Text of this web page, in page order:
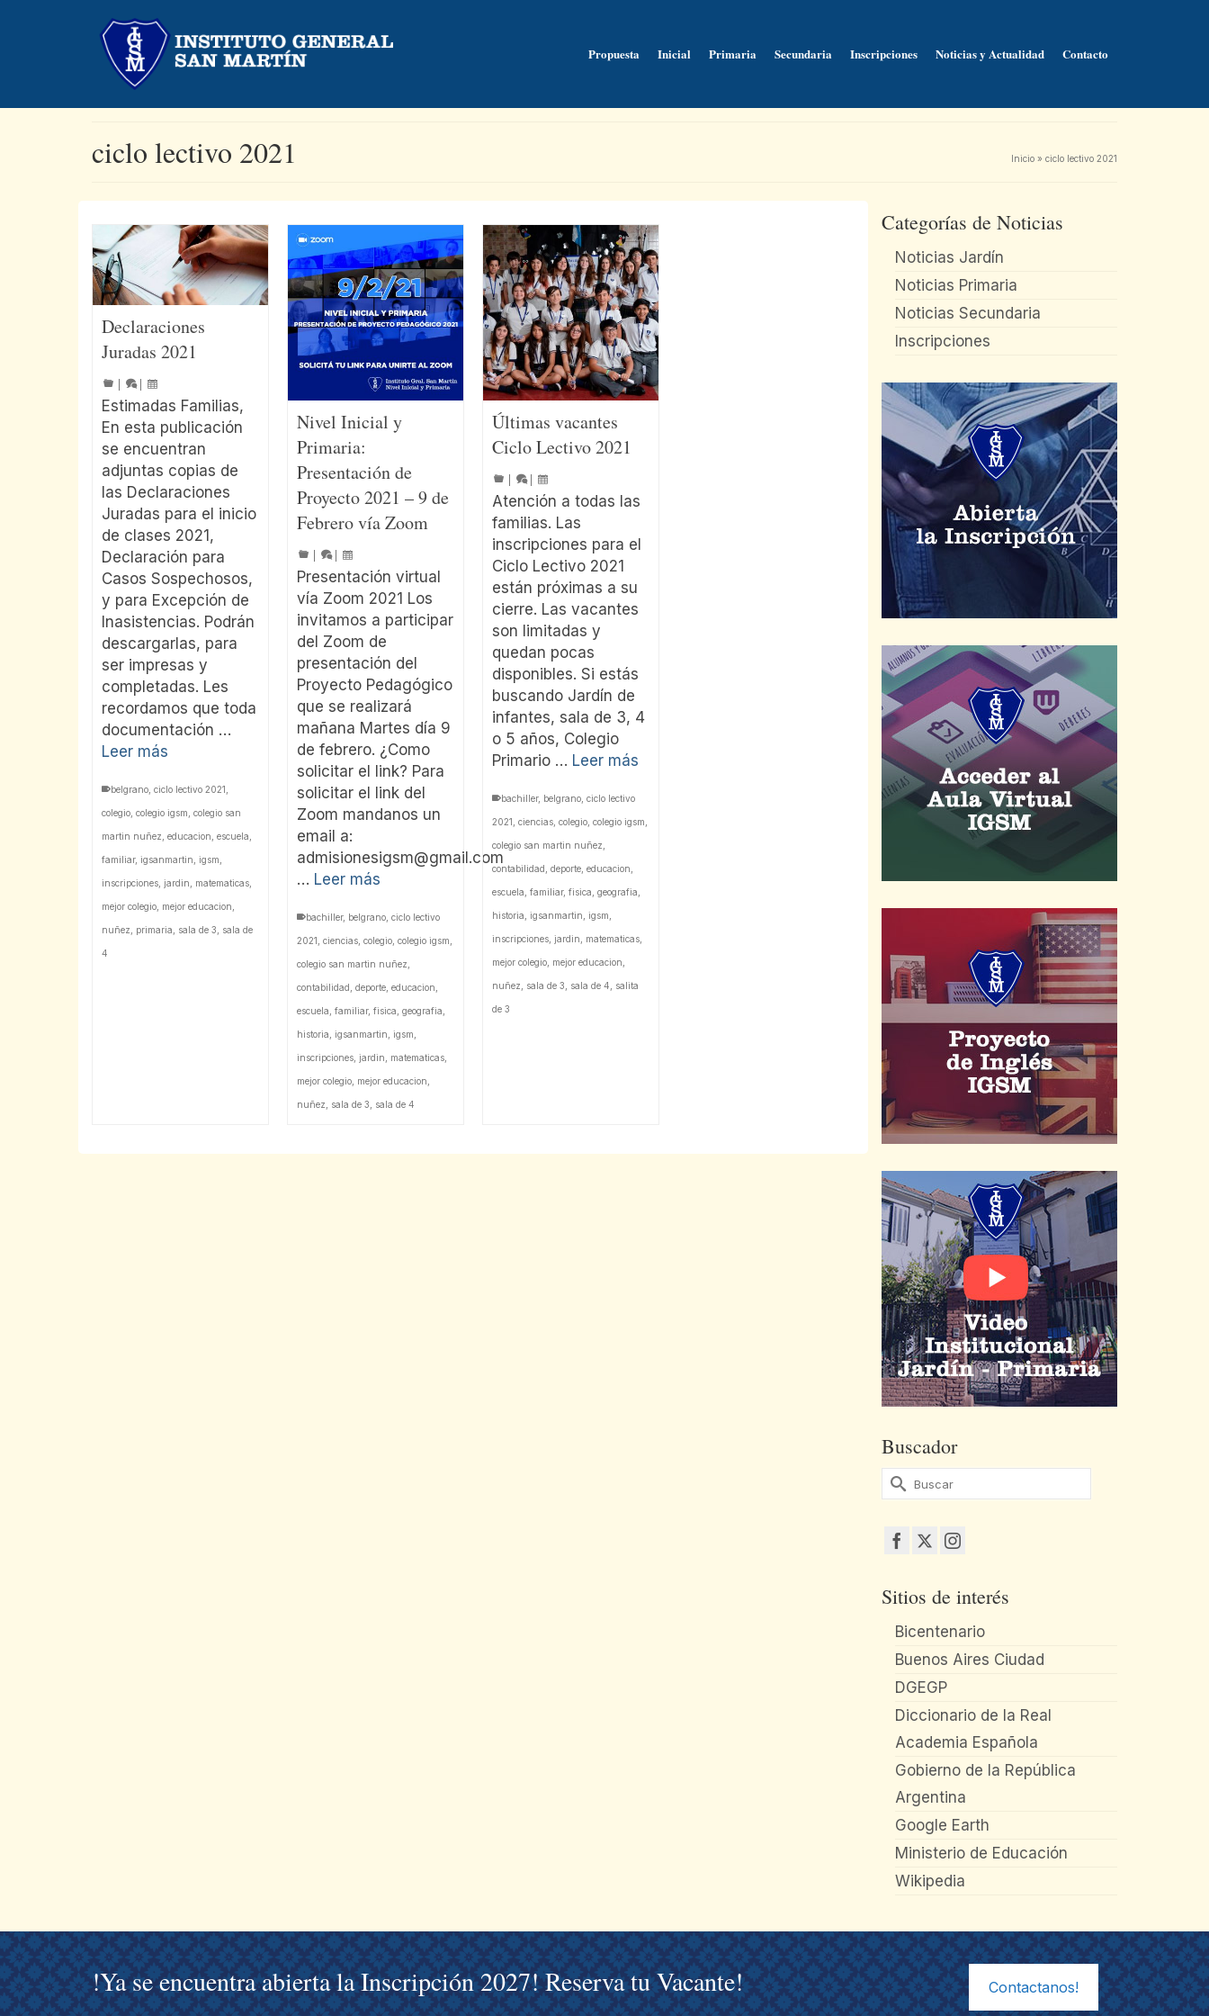
Propuesta Inicial Primaria Secundaria Inscripciones Noticias y Actualidad Contacto
ciclo lectivo 2021 Inicio » ciclo lectivo 2021
Declaraciones
Juradas 2021
Estimadas Familias,
En esta publicación
se encuentran
adjuntas copias de
las Declaraciones
Juradas para el inicio
de clases 2021,
Declaración para
Casos Sospechosos,
y para Excepción de
Inasistencias. Podrán
descargarlas, para
ser impresas y
completadas. Les
recordamos que toda
documentación …
Leer más
belgrano, ciclo lectivo 2021 ,
colegio, colegio igsm, colegio san
martin nuñez, educacion, escuela,
familiar, igsanmartin, igsm,
inscripciones, jardin, matematicas,
mejor colegio, mejor educacion,
nuñez, primaria, sala de 3, sala de
4
Nivel Inicial y
Primaria:
Presentación de
Proyecto 2021 – 9 de
Febrero vía Zoom
Presentación virtual
vía Zoom 2021 Los
invitamos a participar
del Zoom de
presentación del
Proyecto Pedagógico
que se realizará
mañana Martes día 9
de febrero. ¿Como
solicitar el link? Para
solicitar el link del
Zoom mandanos un
email a:
admisionesigsm@gmail.com
… Leer más
bachiller, belgrano, ciclo lectivo
2021 ciencias, colegio, colegio igsm
colegio san martin nuñez
contabilidad deporte, educacion
escuela familiar, fisica geografia
historia igsanmartin igsm
inscripciones, jardin matematicas,
mejor colegio, mejor educacion
nuñez sala de 3 sala de 4
Últimas vacantes
Ciclo Lectivo 2021
Atención a todas las
familias. Las
inscripciones para el
Ciclo Lectivo 2021
están próximas a su
cierre. Las vacantes
son limitadas y
quedan pocas
disponibles. Si estás
buscando Jardín de
infantes, sala de 3, 4
o 5 años, Colegio
Primario … Leer más
bachiller, belgrano, ciclo lectivo
2021 ciencias, colegio, colegio igsm
colegio san martin nuñez
contabilidad deporte, educacion
escuela familiar, fisica geografia
historia igsanmartin igsm
inscripciones, jardin matematicas,
mejor colegio, mejor educacion
nuñez sala de 3 sala de 4 salita
de 3
Categorías de Noticias
Noticias Jardín
Noticias Primaria
Noticias Secundaria
Inscripciones
Buscador
Buscar
por:
Sitios de interés
Bicentenario
Buenos Aires Ciudad
DGEGP
Diccionario de la Real
Academia Española
Gobierno de la República
Argentina
Google Earth
Ministerio de Educación
Wikipedia
!Ya se encuentra abierta la Inscripción 2027! Reserva tu Vacante! Contactanos!